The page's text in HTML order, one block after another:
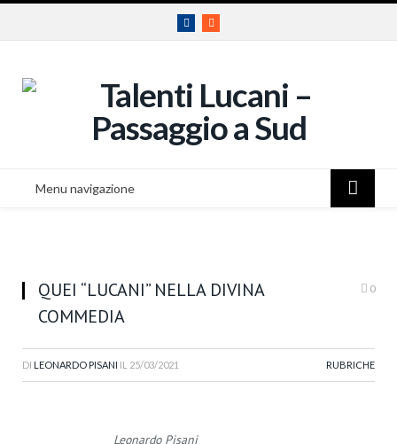
Facebook
RSS
Menu navigazione
QUEI “LUCANI” NELLA DIVINA
COMMEDIA
0
DI LEONARDO PISANI IL 25/03/2021 RUBRICHE
Leonardo Pisani